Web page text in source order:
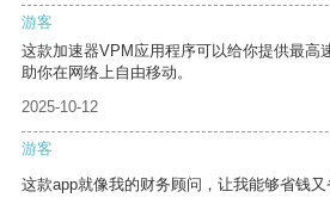
游客
这款加速器VPM应用程序可以给你提供最高
助你在网络上自由移动。
2025-10-12
游客
这款app就像我的财务顾问，让我能够省钱又